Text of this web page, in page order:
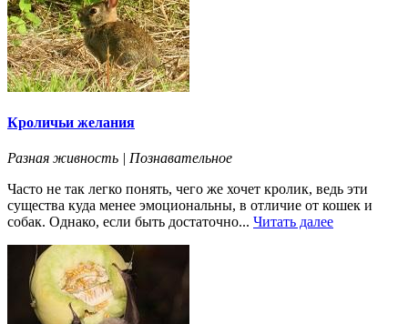
Кроличьи желания
Разная живность | Познавательное
Часто не так легко понять, чего же хочет кролик, ведь эти
существа куда менее эмоциональны, в отличие от кошек и
собак. Однако, если быть достаточно... Читать далее